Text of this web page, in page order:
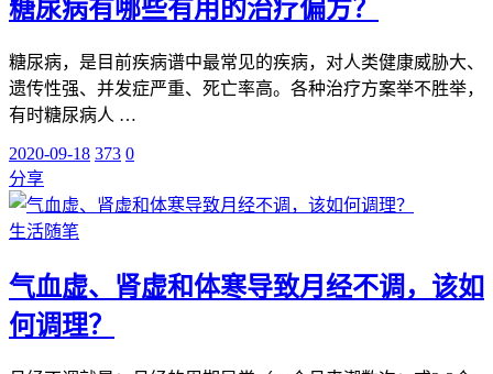
糖尿病有哪些有用的治疗偏方？
糖尿病，是目前疾病谱中最常见的疾病，对人类健康威胁大、
遗传性强、并发症严重、死亡率高。各种治疗方案举不胜举，
有时糖尿病人 …
2020-09-18 373 0
分享
生活随笔
气血虚、肾虚和体寒导致月经不调，该如
何调理？